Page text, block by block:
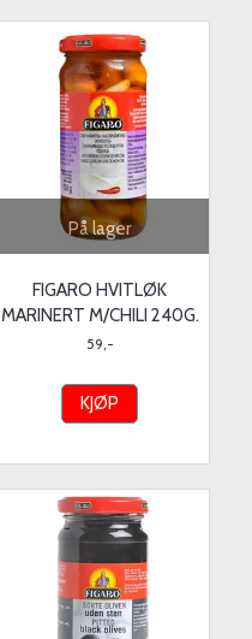
På lager
FIGARO HVITLØK
MARINERT M/CHILI 240G.
59,-
KJØP